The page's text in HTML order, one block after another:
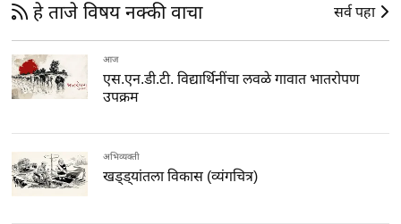
हे ताजे विषय नक्की वाचा सर्व पहा
आज
एस.एन.डी.टी. विद्यार्थिनींचा लवळे गावात भातरोपण
उपक्रम
अभिव्यक्ती
खड्ड्यांतला विकास (व्यंगचित्र)